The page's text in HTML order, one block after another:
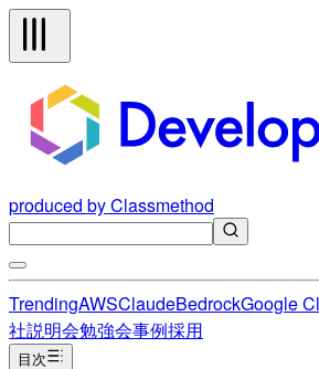
produced by Classmethod
TrendingAWSClaudeBedrockGoogle
社説明会勉強会事例採用
目次